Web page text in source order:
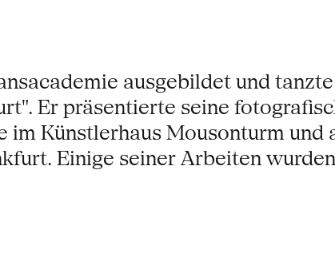
ausgebildet und
Er präsentierte seine
im Künstlerhaus Mousonturm
Einige seiner Arbeiten